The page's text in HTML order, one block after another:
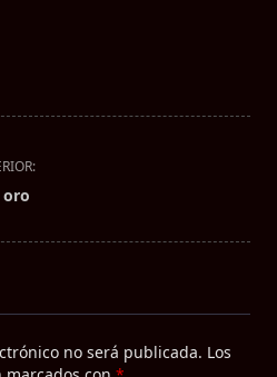
oro
no será publicada. Los